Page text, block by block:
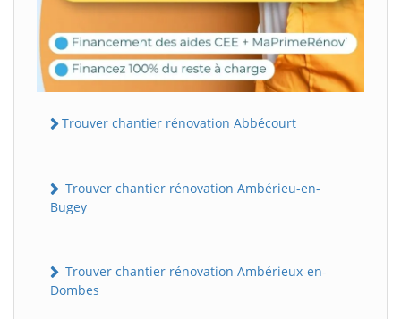
Trouver chantier rénovation Abbécourt
Trouver chantier rénovation Ambérieu-en-
Bugey
Trouver chantier rénovation Ambérieux-en-
Dombes